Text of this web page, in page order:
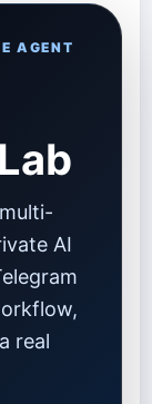
AGENT
AI
real